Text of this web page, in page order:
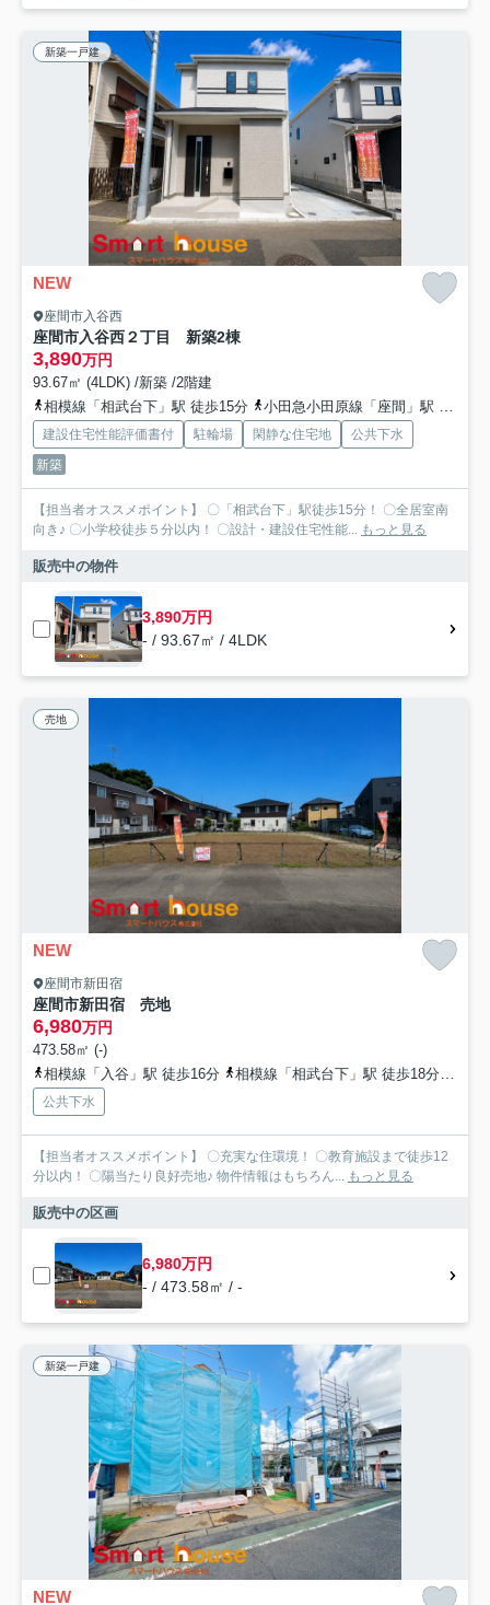
新築一戸建
NEW
座間市入谷西
座間市入谷西２丁目 新築2棟
3,890万円
93.67㎡ (4LDK) /新築 /2階建
相模線「相武台下」駅 徒歩15分
小田急小田原線「座間」駅 徒歩14分
建設住宅性能評価書付 駐輪場 閑静な住宅地
公共下水
新築
【担当者オススメポイント】 〇「相武台下」駅徒歩15分！ 〇全居室南
向き♪ 〇小学校徒歩５分以内！ 〇設計・建設住宅性能... もっと見る
販売中の物件
3,890万円
- / 93.67㎡ / 4LDK
売地
NEW
座間市新田宿
座間市新田宿 売地
6,980万円
473.58㎡ (-)
相模線「入谷」駅 徒歩16分
相模線「相武台下」駅 徒歩18分
公共下水
【担当者オススメポイント】 〇充実な住環境！ 〇教育施設まで徒歩12
分以内！ 〇陽当たり良好売地♪ 物件情報はもちろん... もっと見る
販売中の区画
6,980万円
- / 473.58㎡ / -
新築一戸建
NEW